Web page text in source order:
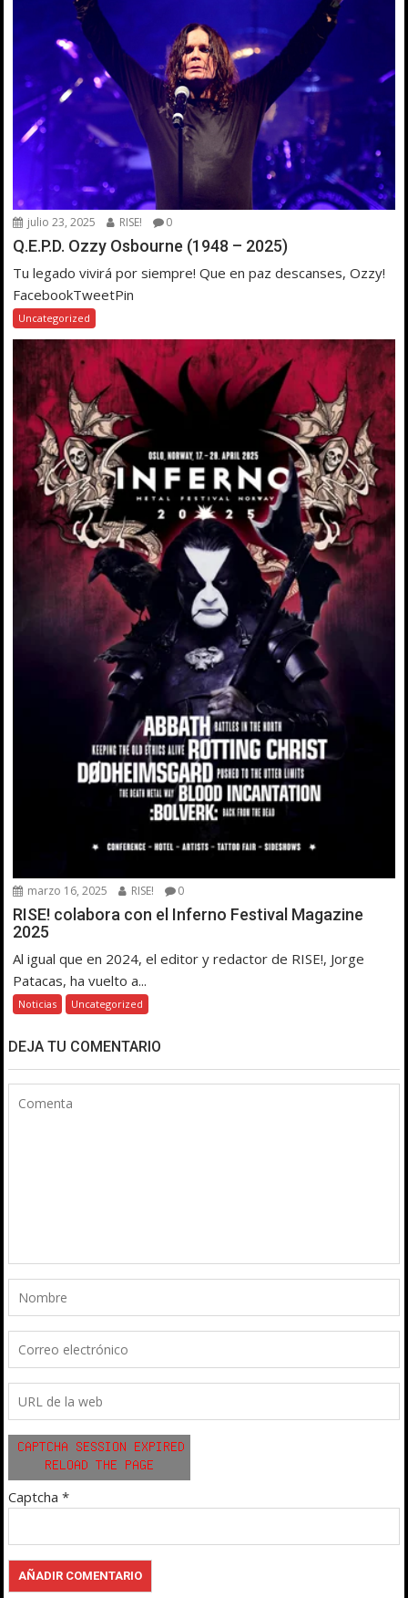
julio 23, 2025 RISE! 0
Q.E.P.D. Ozzy Osbourne (1948 – 2025)
Tu legado vivirá por siempre! Que en paz descanses, Ozzy!
FacebookTweetPin
Uncategorized
marzo 16, 2025 RISE! 0
RISE! colabora con el Inferno Festival Magazine
2025
Al igual que en 2024, el editor y redactor de RISE!, Jorge
Patacas, ha vuelto a...
Noticias Uncategorized
DEJA TU COMENTARIO
Captcha *